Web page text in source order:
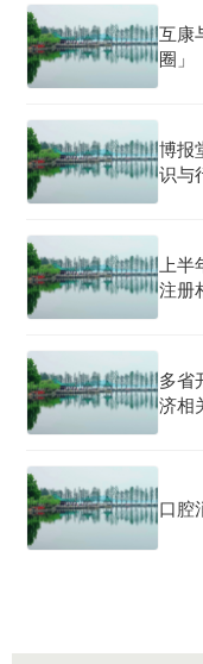
互康
圈」
博报
识与
上
注册
多省
济相
口腔